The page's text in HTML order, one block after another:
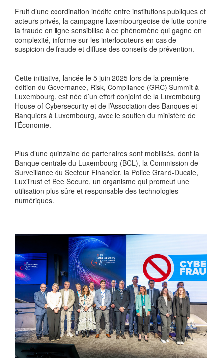
Fruit d’une coordination inédite entre institutions publiques et
acteurs privés, la campagne luxembourgeoise de lutte contre
la fraude en ligne sensibilise à ce phénomène qui gagne en
complexité, informe sur les interlocuteurs en cas de
suspicion de fraude et diffuse des conseils de prévention.
Cette initiative, lancée le 5 juin 2025 lors de la première
édition du Governance, Risk, Compliance (GRC) Summit à
Luxembourg, est née d’un effort conjoint de la Luxembourg
House of Cybersecurity et de l’Association des Banques et
Banquiers à Luxembourg, avec le soutien du ministère de
l’Économie.
Plus d’une quinzaine de partenaires sont mobilisés, dont la
Banque centrale du Luxembourg (BCL), la Commission de
Surveillance du Secteur Financier, la Police Grand-Ducale,
LuxTrust et Bee Secure, un organisme qui promeut une
utilisation plus sûre et responsable des technologies
numériques.